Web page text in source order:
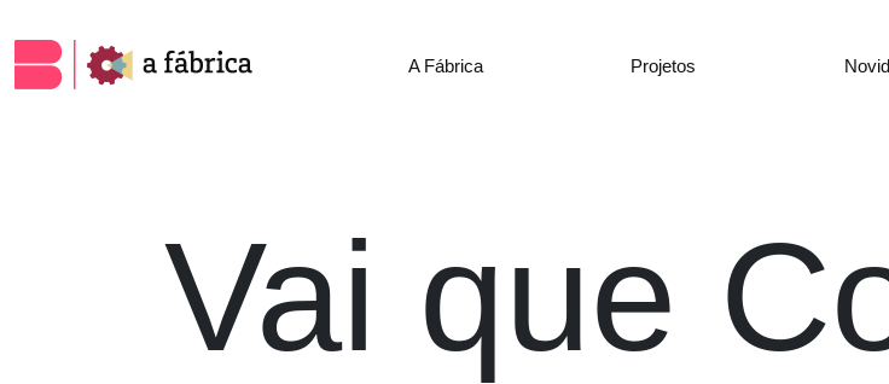
A Fábrica Projetos
Vai que